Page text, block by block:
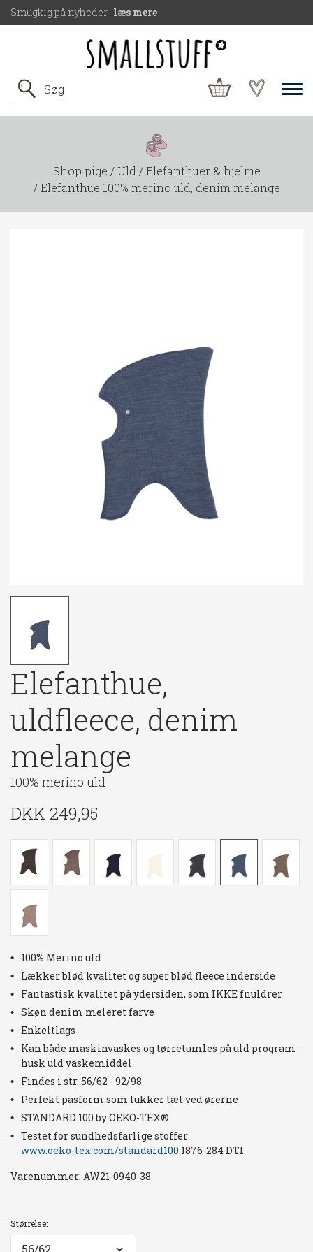
Smugkig på nyheder.. læs mere
Shop pige Uld
Elefanthuer & hjelme
Elefanthue 100% merino uld, denim melange
Elefanthue,
uldfleece, denim
melange
100% merino uld
DKK 249,95
100% Merino uld
Lækker blød kvalitet og super blød fleece inderside
Fantastisk kvalitet på ydersiden, som IKKE fnuldrer
Skøn denim meleret farve
Enkeltlags
Kan både maskinvaskes og tørretumles på uld program -
husk uld vaskemiddel
Findes i str. 56/62 - 92/98
Perfekt pasform som lukker tæt ved ørerne
STANDARD 100 by OEKO-TEX®
Testet for sundhedsfarlige stoffer
www.oeko-tex.com/standard100 1876-284 DTI
Varenummer: AW21-0940-38
Størrelse: